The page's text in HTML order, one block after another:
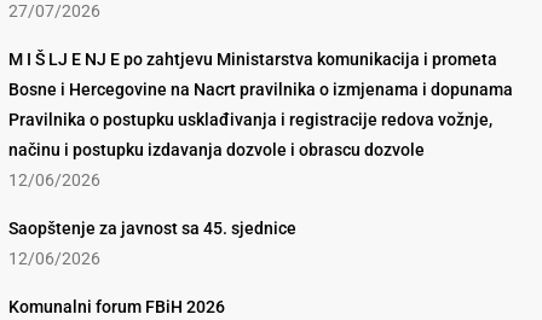
27/07/2026
M I Š LJ E NJ E po zahtjevu Ministarstva komunikacija i prometa
Bosne i Hercegovine na Nacrt pravilnika o izmjenama i dopunama
Pravilnika o postupku usklađivanja i registracije redova vožnje,
načinu i postupku izdavanja dozvole i obrascu dozvole
12/06/2026
Saopštenje za javnost sa 45. sjednice
12/06/2026
Komunalni forum FBiH 2026